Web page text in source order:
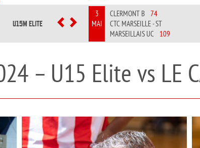
U15M ELITE PREVIOUS
NEXT
3
MAI
CLERMONT B 74
CTC MARSEILLE - ST
MARSEILLAIS UC
109
– U15 Elite vs LE